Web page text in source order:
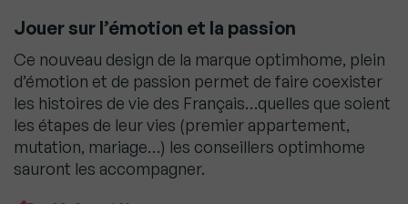
Jouer sur l’émotion et la passion
Ce nouveau design de la marque optimhome, plein
d’émotion et de passion permet de faire coexister
les histoires de vie des Français…quelles que soient
les étapes de leur vies (premier appartement,
mutation, mariage…) les conseillers optimhome
sauront les accompagner.